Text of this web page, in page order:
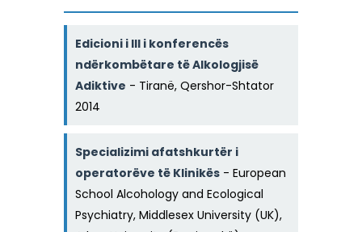
Edicioni i III i konferencës
ndërkombëtare të Alkologjisë
Adiktive - Tiranë, Qershor-Shtator
2014
Specializimi afatshkurtër i
operatorëve të Klinikës - European
School Alcohology and Ecological
Psychiatry, Middlesex University (UK),